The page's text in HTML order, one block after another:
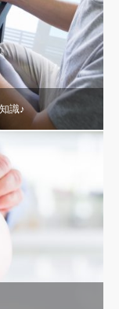
識♪